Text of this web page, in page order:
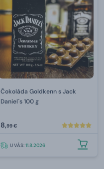
Čokoláda Goldkenn s Jack
Daniel´s 100 g
8,99 €
U VÁS:11.8.2026